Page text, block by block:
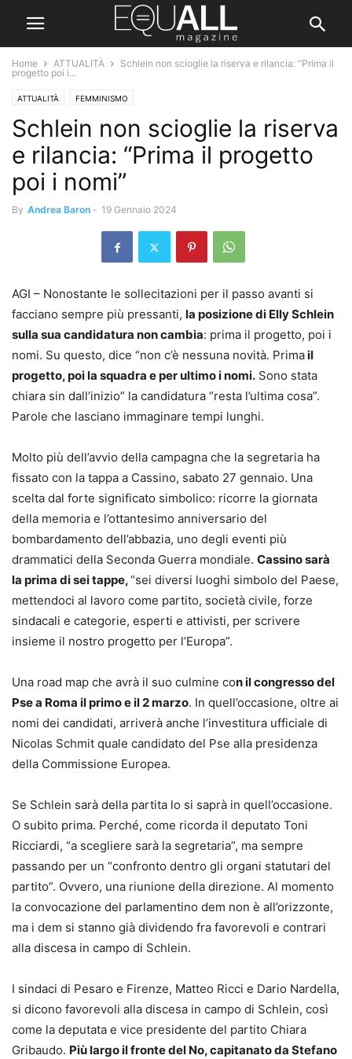
Home ATTUALITÀ
Schlein non scioglie la riserva e rilancia: “Prima il
progetto poi i...
ATTUALITÀ FEMMINISMO
Schlein non scioglie la riserva
e rilancia: “Prima il progetto
poi i nomi”
By Andrea Baron - 19 Gennaio 2024
AGI – Nonostante le sollecitazioni per il passo avanti si
facciano sempre più pressanti, la posizione di Elly Schlein
sulla sua candidatura non cambia: prima il progetto, poi i
nomi. Su questo, dice “non c’è nessuna novità. Primail
progetto, poi la squadra e per ultimo i nomi. Sono stata
chiara sin dall’inizio” la candidatura “resta l’ultima cosa”.
Parole che lasciano immaginare tempi lunghi.
Molto più dell’avvio della campagna che la segretaria ha
fissato con la tappa a Cassino, sabato 27 gennaio. Una
scelta dal forte significato simbolico: ricorre la giornata
della memoria e l’ottantesimo anniversario del
bombardamento dell’abbazia, uno degli eventi più
drammatici della Seconda Guerra mondiale. Cassino sarà
la prima di sei tappe,“sei diversi luoghi simbolo del Paese,
mettendoci al lavoro come partito, società civile, forze
sindacali e categorie, esperti e attivisti, per scrivere
insieme il nostro progetto per l’Europa”.
Una road map che avrà il suo culmine con il congresso del
Pse a Roma il primo e il 2 marzo. In quell’occasione, oltre ai
nomi dei candidati, arriverà anche l’investitura ufficiale di
Nicolas Schmit quale candidato del Pse alla presidenza
della Commissione Europea.
Se Schlein sarà della partita lo si saprà in quell’occasione.
O subito prima. Perché, come ricorda il deputato Toni
Ricciardi, “a scegliere sarà la segretaria”, ma sempre
passando per un “confronto dentro gli organi statutari del
partito”. Ovvero, una riunione della direzione. Al momento
la convocazione del parlamentino dem non è all’orizzonte,
ma i dem si stanno già dividendo fra favorevoli e contrari
alla discesa in campo di Schlein.
I sindaci di Pesaro e Firenze, Matteo Ricci e Dario Nardella,
si dicono favorevoli alla discesa in campo di Schlein, così
come la deputata e vice presidente del partito Chiara
Gribaudo. Più largo il fronte del No, capitanato da Stefano